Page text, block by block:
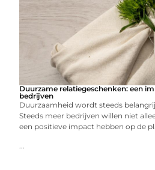
Duurzame relatiegeschenken: een
bedrijven
Duurzaamheid wordt steeds
Steeds meer bedrijven willen niet
een positieve impact hebben op de
...